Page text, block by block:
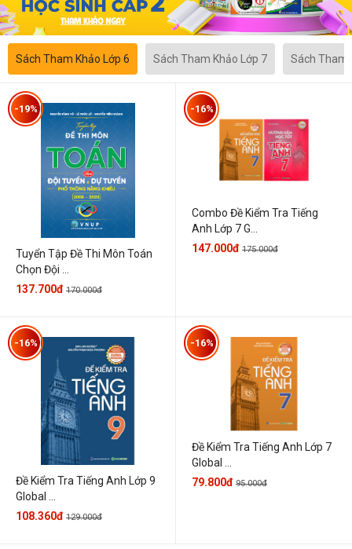
Sách Tham Khảo Lớp 6 Sách Tham Khảo Lớp 7 Sách Tham
Tuyển Tập Đề Thi Môn Toán
Chọn Đội ...
-19%
137.700đ 170.000đ
Combo Đề Kiểm Tra Tiếng
Anh Lớp 7 G...
-16%
147.000đ 175.000đ
Đề Kiểm Tra Tiếng Anh Lớp 9
Global ...
-16%
108.360đ 129.000đ
Đề Kiểm Tra Tiếng Anh Lớp 7
Global ...
-16%
79.800đ 95.000đ